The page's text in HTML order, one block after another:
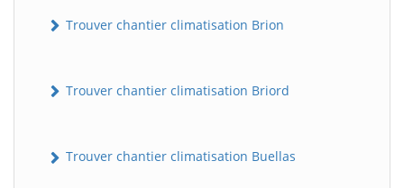
Trouver chantier climatisation Brion
Trouver chantier climatisation Briord
Trouver chantier climatisation Buellas